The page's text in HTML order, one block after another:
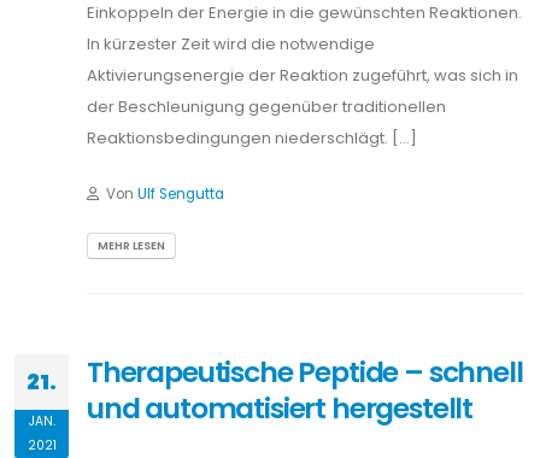
Einkoppeln der Energie in die gewünschten Reaktionen.
In kürzester Zeit wird die notwendige
Aktivierungsenergie der Reaktion zugeführt, was sich in
der Beschleunigung gegenüber traditionellen
Reaktionsbedingungen niederschlägt. […]
Von Ulf Sengutta
MEHR LESEN
21.
JAN.
2021
Therapeutische Peptide – schnell
und automatisiert hergestellt